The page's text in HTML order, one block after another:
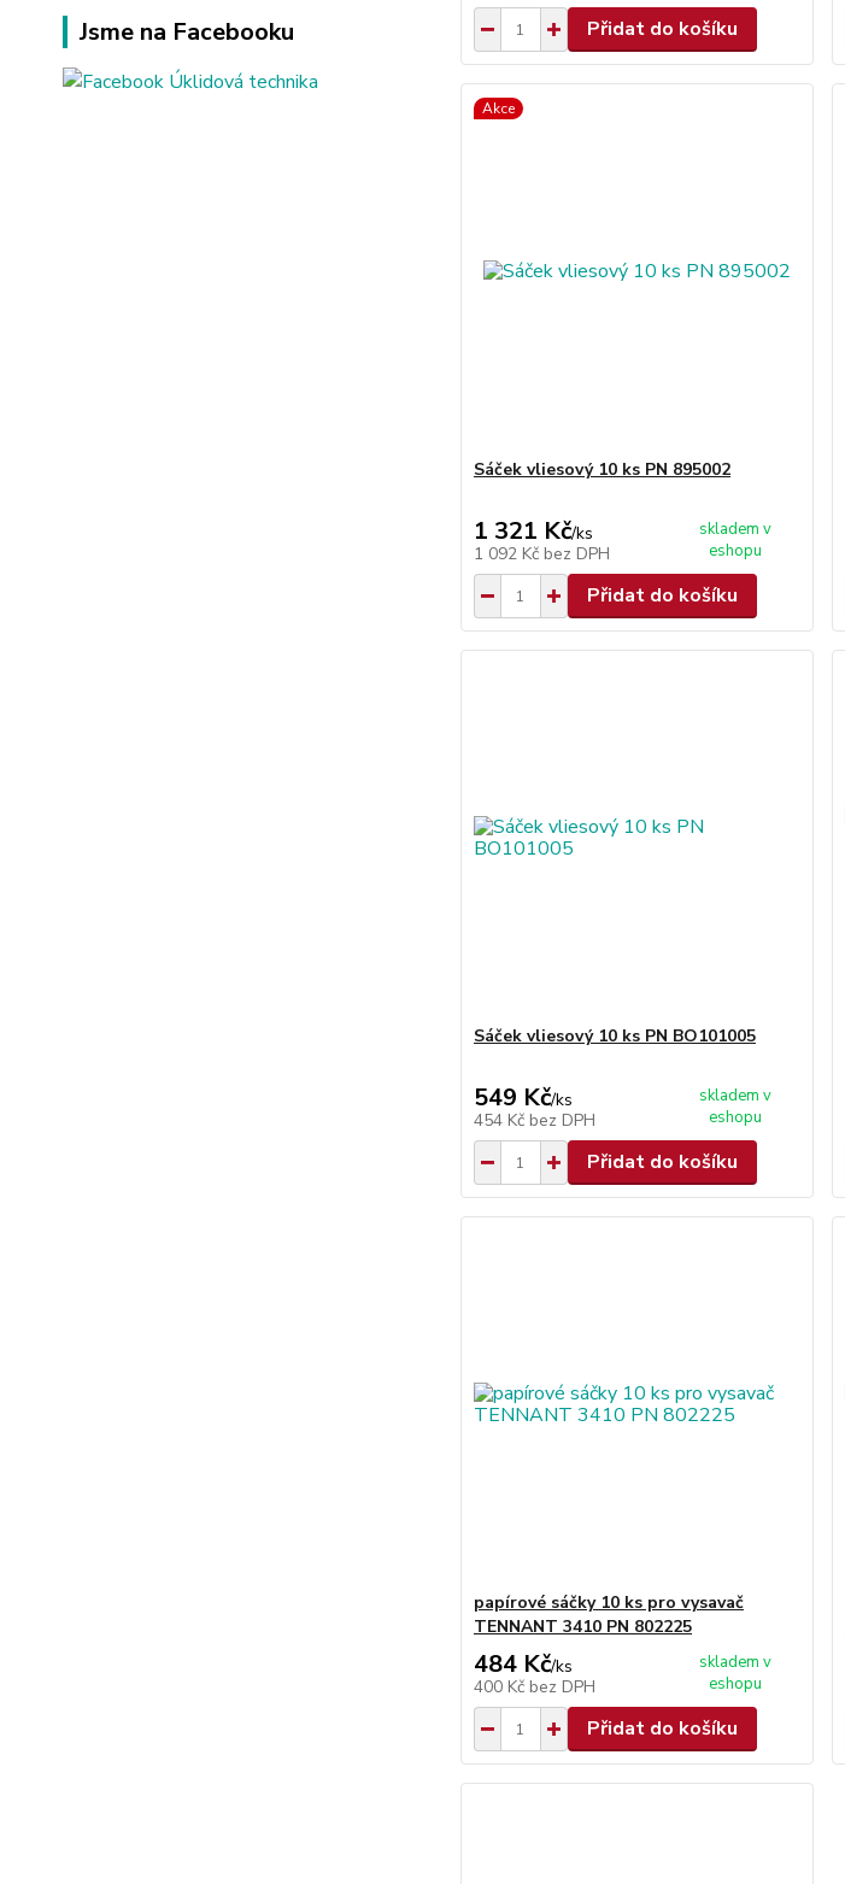
Jsme na Facebooku Přidat do košíku
Akce
Sáček vliesový 10 ks PN 895002
1 321 Kč/ks
1 092 Kč bez DPH
skladem v
eshopu
Přidat do košíku
Sáček vliesový 10 ks PN BO101005
549 Kč/ks
454 Kč bez DPH
skladem v
eshopu
Přidat do košíku
papírové sáčky 10 ks pro vysavač
TENNANT 3410 PN 802225
484 Kč/ks
400 Kč bez DPH
skladem v
eshopu
Přidat do košíku